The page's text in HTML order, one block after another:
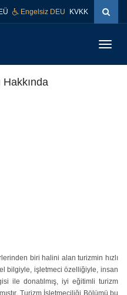
Engelsiz DEU KVKK
biri halini alan turizmin hızlı
bilgiyle, işletmeci özelliğiyle, insan
ile donatılmış, iyi eğitimli turizm
Turizm İşletmeciliği Bölümü bu